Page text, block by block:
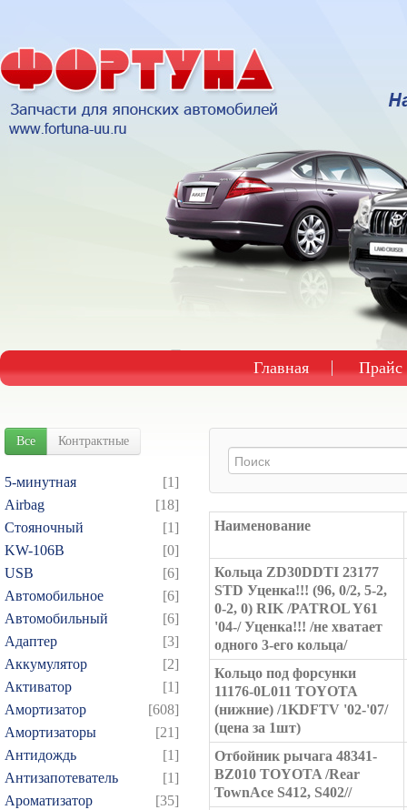
Главная Прайс
Все Контрактные
5-минутная
[1]
Airbag
[18]
Cтояночный
[1]
KW-106B
[0]
USB
[6]
Автомобильное
[6]
Автомобильный
[6]
Адаптер
[3]
Аккумулятор
[2]
Активатор
[1]
Амортизатор
[608]
Амортизаторы
[21]
Антидождь
[1]
Антизапотеватель
[1]
Ароматизатор
[35]
Наименование
Кольца ZD30DDTI 23177
STD Уценка!!! (96, 0/2, 5-2,
0-2, 0) RIK /PATROL Y61
'04-/ Уценка!!! /не хватает
одного 3-его кольца/
Кольцо под форсунки
11176-0L011 TOYOTA
(нижние) /1KDFTV '02-'07/
(цена за 1шт)
Отбойник рычага 48341-
BZ010 TOYOTA /Rear
TownAce S412, S402//